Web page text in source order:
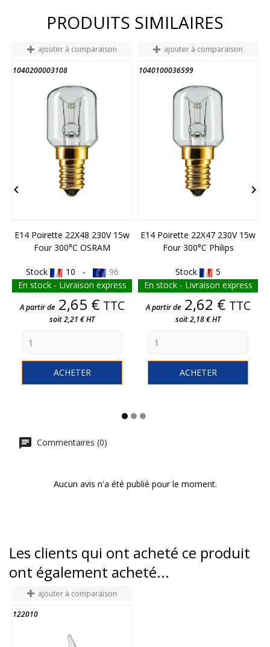
PRODUITS SIMILAIRES
ajouter à comparaison
1040200003108
FIN DE STOCK
E14 Poirette 22X48 230V 15w
Four 300°C OSRAM
Stock 10 -
96
En stock - Livraison express
Prix
A partir de 2,65 € TTC
soit 2,21 € HT
ACHETER
ajouter à comparaison
1040100036599
E14 Poirette 22X47 230V 15w
Four 300°C Philips
Stock
5
En stock - Livraison express
Prix
A partir de 2,62 € TTC
soit 2,18 € HT
ACHETER
 
Commentaires (0)
Aucun avis n'a été publié pour le moment.
Les clients qui ont acheté ce produit
ont également acheté...
ajouter à comparaison
122010